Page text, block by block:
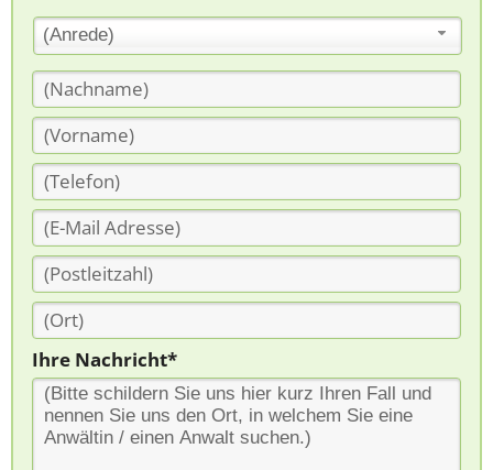
(Anrede)
Ihre Nachricht*